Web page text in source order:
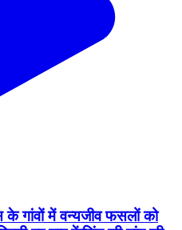
गांवों में वन्यजीव फसलों को